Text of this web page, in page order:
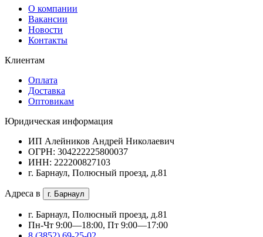
О компании
Вакансии
Новости
Контакты
Клиентам
Оплата
Доставка
Оптовикам
Юридическая информация
ИП Алейников Андрей Николаевич
ОГРН: 304222225800037
ИНН: 222200827103
г. Барнаул, Полюсный проезд, д.81
Адреса в г. Барнаул
г. Барнаул, Полюсный проезд, д.81
Пн-Чт 9:00—18:00, Пт 9:00—17:00